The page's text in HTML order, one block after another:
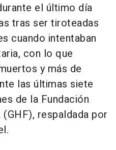
el último día
tras ser tiroteadas
cuando intentaban
con lo que
y más de
las últimas siete
de la Fundación
respaldada por